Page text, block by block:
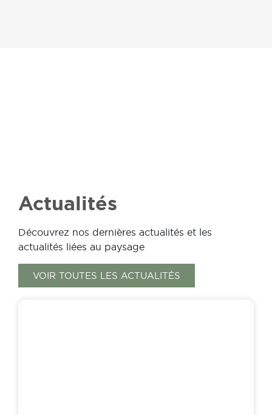
Actualités
Découvrez nos dernières actualités et les
actualités liées au paysage
VOIR TOUTES LES ACTUALITÉS